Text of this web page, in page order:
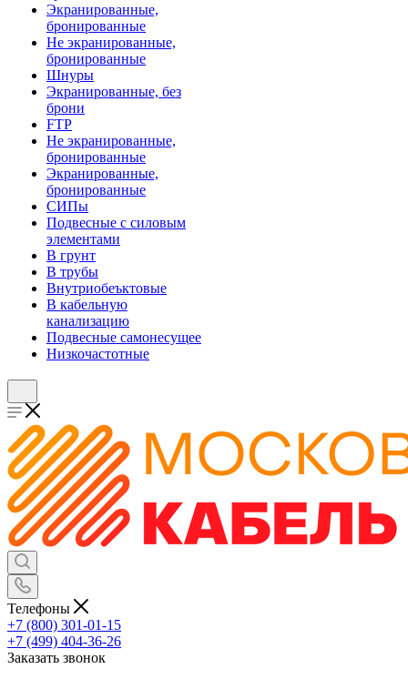
Экранированные,
бронированные
Не экранированные,
бронированные
Шнуры
Экранированные, без
брони
FTP
Не экранированные,
бронированные
Экранированные,
бронированные
СИПы
Подвесные с силовым
элементами
В грунт
В трубы
Внутриобеъктовые
В кабельную
канализацию
Подвесные самонесущее
Низкочастотные
Телефоны
+7 (800) 301-01-15
+7 (499) 404-36-26
Заказать звонок